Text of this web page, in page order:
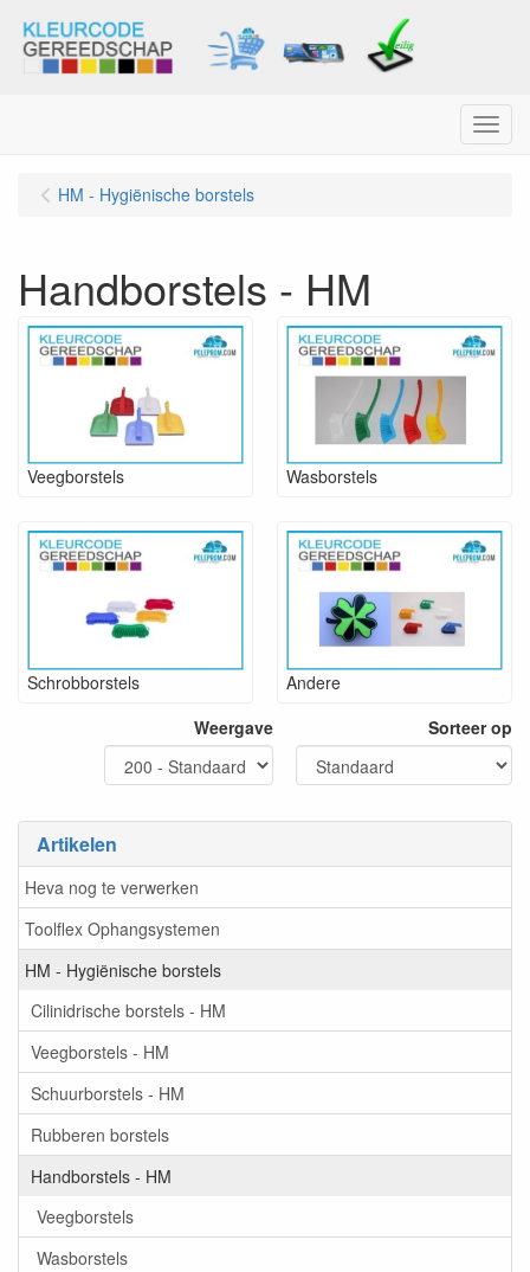
Menu
Artikelen
Heva nog te verwerken
Toolflex Ophangsystemen
HM - Hygiënische borstels
Cilinidrische borstels - HM
Veegborstels - HM
Schuurborstels - HM
Rubberen borstels
Handborstels - HM
Veegborstels
Wasborstels
HM - Hygiënische borstels
Handborstels - HM
Veegborstels Wasborstels
Schrobborstels
Andere
Weergave
Sorteer op